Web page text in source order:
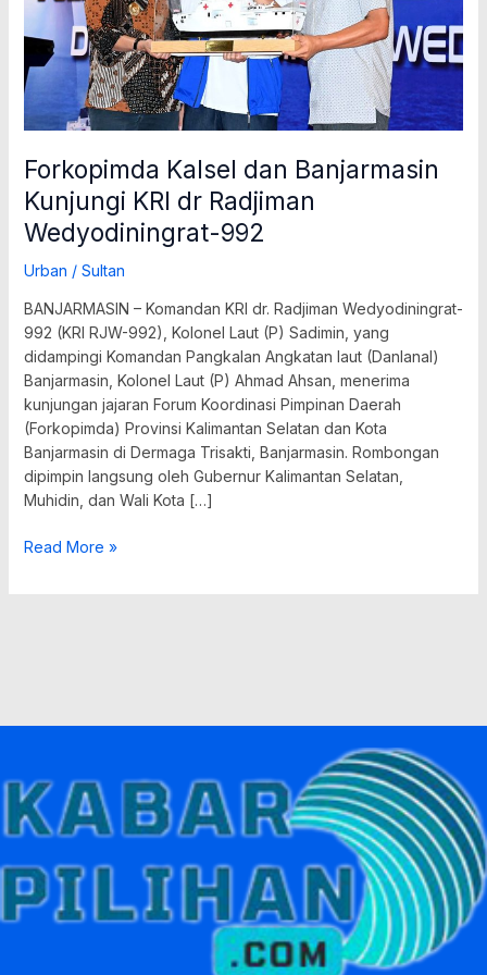
Forkopimda Kalsel dan Banjarmasin
Kunjungi KRI dr Radjiman
Wedyodiningrat-992
Urban / Sultan
BANJARMASIN – Komandan KRI dr. Radjiman Wedyodiningrat-
992 (KRI RJW-992), Kolonel Laut (P) Sadimin, yang
didampingi Komandan Pangkalan Angkatan laut (Danlanal)
Banjarmasin, Kolonel Laut (P) Ahmad Ahsan, menerima
kunjungan jajaran Forum Koordinasi Pimpinan Daerah
(Forkopimda) Provinsi Kalimantan Selatan dan Kota
Banjarmasin di Dermaga Trisakti, Banjarmasin. Rombongan
dipimpin langsung oleh Gubernur Kalimantan Selatan,
Muhidin, dan Wali Kota […]
Radjiman
Wedyodiningrat-
992
Read More »